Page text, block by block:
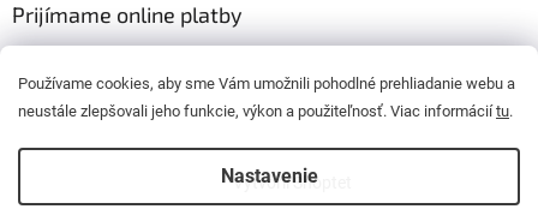
Používame cookies, aby sme Vám umožnili pohodlné prehliadanie webu a
neustále zlepšovali jeho funkcie, výkon a použiteľnosť. Viac informáciítu.
Nastavenie
Prijímame online platby
Vytvoril Shoptet